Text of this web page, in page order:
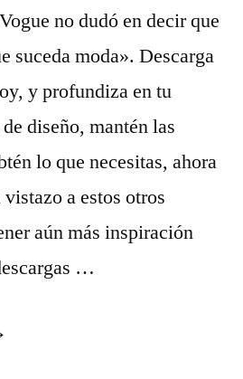
no dudó en decir que
suceda moda». Descarga
y profundiza en tu
diseño, mantén las
lo que necesitas, ahora
a estos otros
aún más inspiración
…